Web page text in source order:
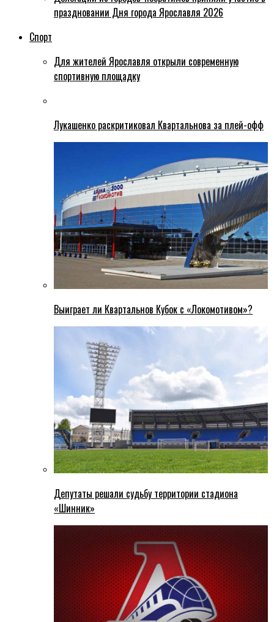
праздновании Дня города Ярославля 2026
Спорт
Для жителей Ярославля открыли современную
спортивную площадку
Лукашенко раскритиковал Квартальнова за плей-офф
Выиграет ли Квартальнов Кубок с «Локомотивом»?
Депутаты решали судьбу территории стадиона
«Шинник»